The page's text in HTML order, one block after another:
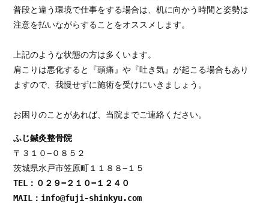
普段と違う環境で仕事をする場合は、机に向かう時間と姿勢は
注意を払いながらすることをオススメします。
上記のような状態の方は多くいます。
肩こりは悪化すると『頭痛』や『吐き気』が起こる場合もあり
ますので、我慢せずに施術を受けにいきましょう。
お困りのことがあれば、当院までご連絡ください。
ふじ鍼灸整骨院
〒３１０−０８５２
TEL：０２９−２１０−１２４０
MAIL：info@fuji-shinkyu.com